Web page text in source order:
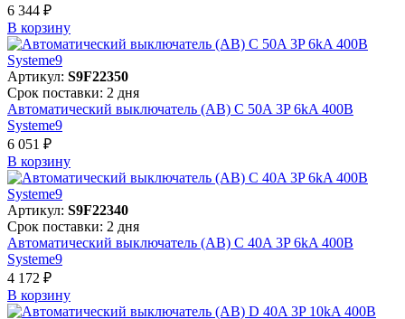
6 344 ₽
В корзинy
Артикул: S9F22350
Срок поставки: 2 дня
Автоматический выключатель (АВ) C 50A 3P 6kA 400В
Systeme9
6 051 ₽
В корзинy
Артикул: S9F22340
Срок поставки: 2 дня
Автоматический выключатель (АВ) C 40A 3P 6kA 400В
Systeme9
4 172 ₽
В корзинy